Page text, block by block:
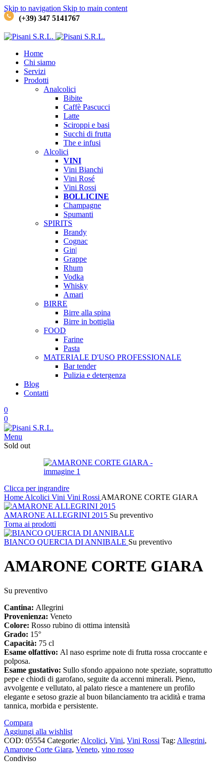
Skip to navigation Skip to main content
(+39) 347 5141767
Home
Chi siamo
Servizi
Prodotti
Analcolici
Bibite
Caffè Pascucci
Latte
Sciroppi e basi
Succhi di frutta
The e infusi
Alcolici
VINI
Vini Bianchi
Vini Rosé
Vini Rossi
BOLLICINE
Champagne
Spumanti
SPIRITS
Brandy
Cognac
Gin|
Grappe
Rhum
Vodka
Whisky
Amari
BIRRE
Birre alla spina
Birre in bottiglia
FOOD
Farine
Pasta
MATERIALE D'USO PROFESSIONALE
Bar tender
Pulizia e detergenza
Blog
Contatti
0
0
Menu
Sold out
Clicca per ingrandire
Home Alcolici Vini Vini Rossi AMARONE CORTE GIARA
AMARONE ALLEGRINI 2015 Su preventivo
Torna ai prodotti
BIANCO QUERCIA DI ANNIBALE Su preventivo
AMARONE CORTE GIARA
Su preventivo
Cantina: Allegrini
Provenienza: Veneto
Colore: Rosso rubino di ottima intensità
Grado: 15°
Capacità: 75 cl
Esame olfattivo: Al naso esprime note di frutta rossa croccante e
polposa.
Esame gustativo: Sullo sfondo appaiono note speziate, soprattutto
pepe e chiodi di garofano, seguite da accenni minerali. Pieno,
avvolgente e vellutato, al palato riesce a mantenere un profilo
elegante e setoso grazie al buon bilanciamento tra acidità e trama
tannica, morbida e persistente.
Compara
Aggiungi alla wishlist
COD: 05554 Categorie: Alcolici, Vini, Vini Rossi Tag: Allegrini,
Amarone Corte Giara, Veneto, vino rosso
Condiviso